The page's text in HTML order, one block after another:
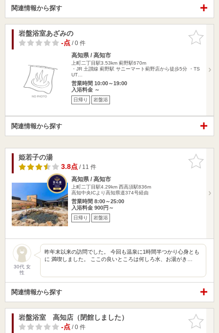
関連情報から探す
お気に入
りに追加
岩盤浴室あざみの
-点/ 0 件
高知県 / 高知市
上町二丁目駅3.53km 薊野駅670m
・JR 土讃線 薊野駅 サニーマート薊野店から徒歩5分 ・TS
UT…
営業時間 10:00～19:00
入浴料金 ～
日帰り 岩盤浴
関連情報から探す
お気に入
りに追加
姫若子の湯
3.8点/ 11 件
高知県 / 高知市
上町二丁目駅4.29km 西高須駅836m
高知中央ICより高知県道374号経由
営業時間 8:00～25:00
入浴料金 900円～
日帰り 岩盤浴
30代 女
性
昨年末以来の訪問でした。 今回も温泉に1時間半つかり心身とも
に 満喫しました。 ここの良いところは何しろ水、お湯がき…
関連情報から探す
お気に入
りに追加
岩盤浴室 高知店（閉館しました）
-点/ 0 件